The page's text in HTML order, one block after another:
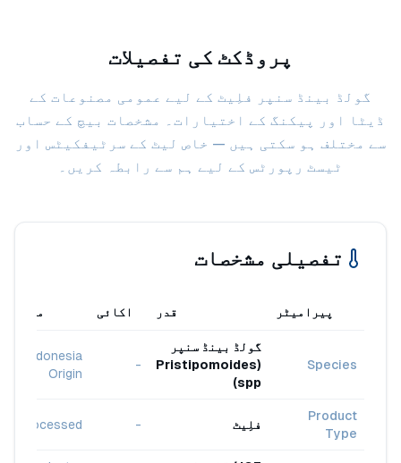
پروڈکٹ کی تفصیلات
گولڈ بینڈ سنپر فلِیٹ کے لیے عمومی مصنوعات کے
ڈیٹا اور پیکنگ کے اختیارات۔ مشخصات بیچ کے حساب
سے مختلف ہو سکتی ہیں — خاص لیٹ کے سرٹیفکیٹس اور
ٹیسٹ رپورٹس کے لیے ہم سے رابطہ کریں۔
تفصیلی مشخصات
پیرامیٹر قدر اکائی معیار
Species
گولڈ بینڈ سنپر
(Pristipomoides
spp)
-
Indonesia
Origin
Product
Type
فلِیٹ -
Processed